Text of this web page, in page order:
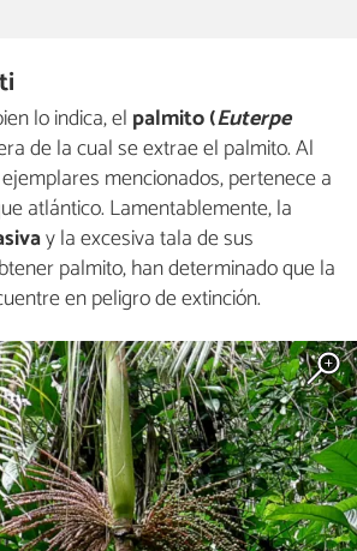
lo indica, el palmito (Euterpe
de la cual se extrae el palmito. Al
mencionados, pertenece a
atlántico. Lamentablemente, la
y la excesiva tala de sus
palmito, han determinado que la
en peligro de extinción.